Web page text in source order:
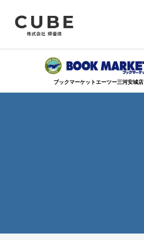
ブックマーケットエーツー三河安城店